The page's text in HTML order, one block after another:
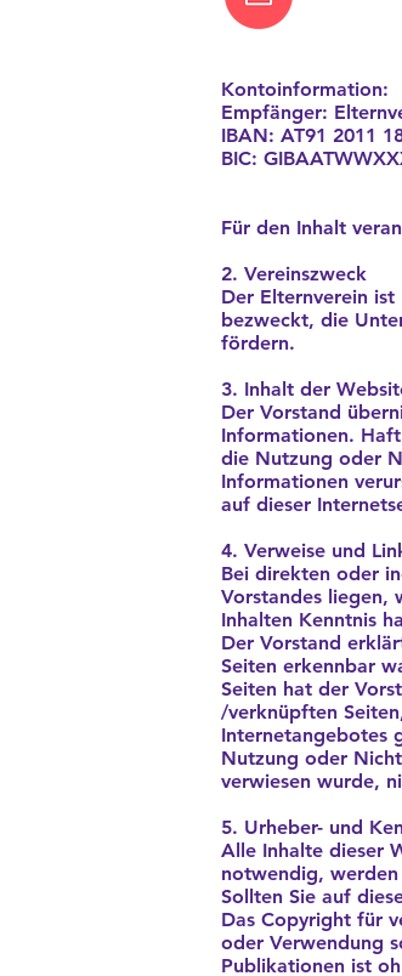
Für den Inhalt
2. Vereinszweck
Der Elternverein
bezweckt, die
fördern.
3. Inhalt der
Der Vorstand
Informationen.
die Nutzung oder
Informationen
auf dieser
4. Verweise und
Bei direkten oder
Vorstandes liegen,
Inhalten Kenntnis
Der Vorstand
Seiten erkennbar
Seiten hat der
/verknüpften
Internetangebotes
Nutzung oder
verwiesen wurde,
5. Urheber- und
Alle Inhalte dieser
notwendig,
Sollten Sie auf
Das Copyright für
oder Verwendung
Publikationen ist
Kontoinformation:
Empfänger:
IBAN: AT91 2011
BIC: